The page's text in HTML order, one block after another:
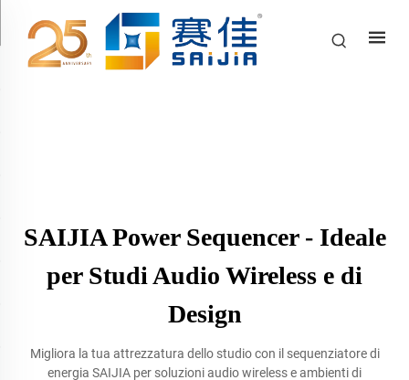
SAIJIA Power Sequencer - Ideale
per Studi Audio Wireless e di
Design
Migliora la tua attrezzatura dello studio con il sequenziatore di
energia SAIJIA per soluzioni audio wireless e ambienti di